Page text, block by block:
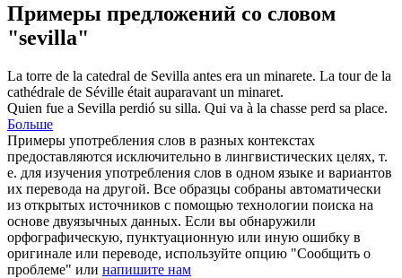
Примеры предложений со словом
"sevilla"
La torre de la catedral de Sevilla antes era un minarete. La tour de la
cathédrale de Séville était auparavant un minaret.
Quien fue a Sevilla perdió su silla. Qui va à la chasse perd sa place.
Больше
Примеры употребления слов в разных контекстах
предоставляются исключительно в лингвистических целях, т.
е. для изучения употребления слов в одном языке и вариантов
их перевода на другой. Все образцы собраны автоматически
из открытых источников с помощью технологии поиска на
основе двуязычных данных. Если вы обнаружили
орфографическую, пунктуационную или иную ошибку в
оригинале или переводе, используйте опцию "Сообщить о
проблеме" или напишите нам